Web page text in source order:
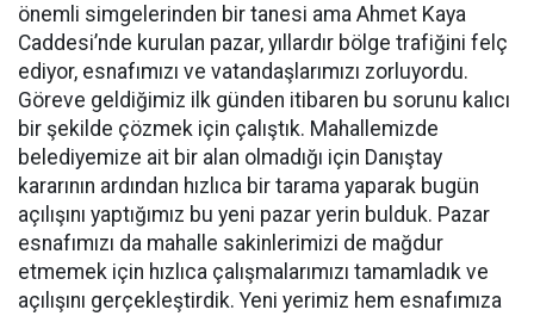
önemli simgelerinden bir tanesi ama Ahmet Kaya
Caddesi’nde kurulan pazar, yıllardır bölge trafiğini felç
ediyor, esnafımızı ve vatandaşlarımızı zorluyordu.
Göreve geldiğimiz ilk günden itibaren bu sorunu kalıcı
bir şekilde çözmek için çalıştık. Mahallemizde
belediyemize ait bir alan olmadığı için Danıştay
kararının ardından hızlıca bir tarama yaparak bugün
açılışını yaptığımız bu yeni pazar yerin bulduk. Pazar
esnafımızı da mahalle sakinlerimizi de mağdur
etmemek için hızlıca çalışmalarımızı tamamladık ve
açılışını gerçekleştirdik. Yeni yerimiz hem esnafımıza